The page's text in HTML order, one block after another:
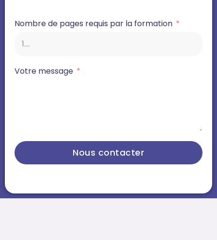
Nombre de pages requis par la formation
Votre message
Nous contacter